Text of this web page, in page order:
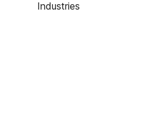
Industries